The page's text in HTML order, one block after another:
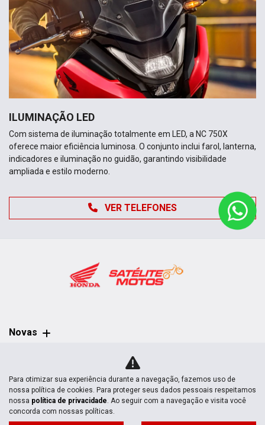
ILUMINAÇÃO LED
Com sistema de iluminação totalmente em LED, a NC 750X
oferece maior eficiência luminosa. O conjunto inclui farol, lanterna,
indicadores e iluminação no guidão, garantindo visibilidade
ampliada e estilo moderno.
VER TELEFONES
Novas
Política de privacidade
Para otimizar sua experiência durante a navegação, fazemos uso de
nossa política de cookies. Para proteger seus dados pessoais respeitamos
nossa política de privacidade. Ao seguir com a navegação e visita você
concorda com nossas políticas.